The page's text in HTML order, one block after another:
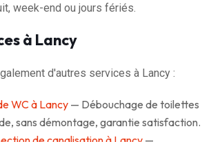
week-end ou jours fériés.
à Lancy
d'autres services à Lancy :
WC à Lancy— Débouchage de toilettes
sans démontage, garantie satisfaction.